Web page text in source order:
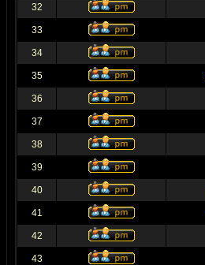
32
33
34
35
36
37
38
39
40
41
42
43